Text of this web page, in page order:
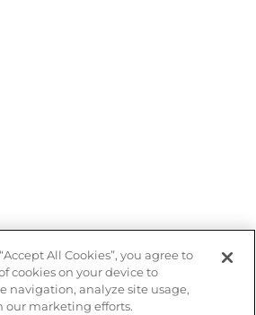
All Cookies”, you agree to
cookies on your device to
navigation, analyze site usage,
our marketing efforts.